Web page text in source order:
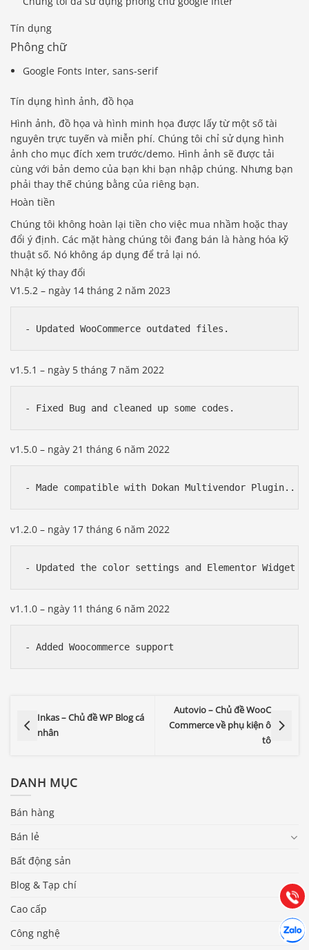
Tín dụng
Phông chữ
Google Fonts Inter, sans-serif
Tín dụng hình ảnh, đồ họa
Hình ảnh, đồ họa và hình minh họa được lấy từ một số tài
nguyên trực tuyến và miễn phí. Chúng tôi chỉ sử dụng hình
ảnh cho mục đích xem trước/demo. Hình ảnh sẽ được tải
cùng với bản demo của bạn khi bạn nhập chúng. Nhưng bạn
phải thay thế chúng bằng của riêng bạn.
Hoàn tiền
Chúng tôi không hoàn lại tiền cho việc mua nhầm hoặc thay
đổi ý định. Các mặt hàng chúng tôi đang bán là hàng hóa kỹ
thuật số. Nó không áp dụng để trả lại nó.
Nhật ký thay đổi
V1.5.2 – ngày 14 tháng 2 năm 2023
v1.5.1 – ngày 5 tháng 7 năm 2022
v1.5.0 – ngày 21 tháng 6 năm 2022
v1.2.0 – ngày 17 tháng 6 năm 2022
v1.1.0 – ngày 11 tháng 6 năm 2022
Inkas – Chủ đề WP Blog cá
nhân
Autovio – Chủ đề WooC
Commerce về phụ kiện ô
tô
DANH MỤC
Bán hàng
Bán lẻ
Bất động sản
Blog & Tạp chí
Cao cấp
Công nghệ
Gọi
(028) 22.166.144
Chát